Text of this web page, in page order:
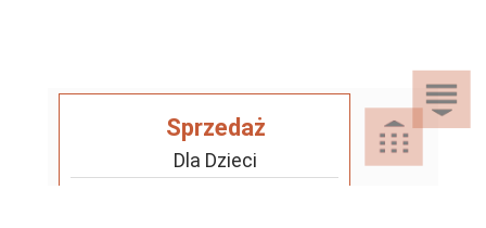
Sprzedaż
Dla Dzieci